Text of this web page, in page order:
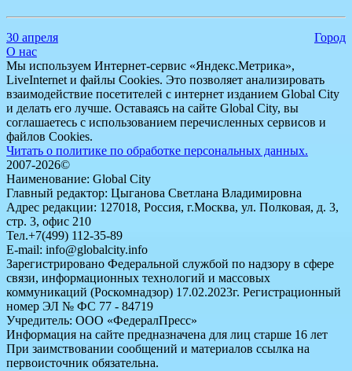
30 апреля
Город
О нас
Мы используем Интернет-сервис «Яндекс.Метрика»,
LiveInternet и файлы Cookies. Это позволяет анализировать
взаимодействие посетителей с интернет изданием Global City
и делать его лучше. Оставаясь на сайте Global City, вы
соглашаетесь с использованием перечисленных сервисов и
файлов Cookies.
Читать о политике по обработке персональных данных.
2007-2026©
Наименование: Global City
Главный редактор: Цыганова Светлана Владимировна
Адрес редакции: 127018, Россия, г.Москва, ул. Полковая, д. 3,
стр. 3, офис 210
Тел.+7(499) 112-35-89
E-mail: info@globalcity.info
Зарегистрировано Федеральной службой по надзору в сфере
связи, информационных технологий и массовых
коммуникаций (Роскомнадзор) 17.02.2023г. Регистрационный
номер ЭЛ № ФС 77 - 84719
Учредитель: ООО «ФедералПресс»
Информация на сайте предназначена для лиц старше 16 лет
При заимствовании сообщений и материалов ссылка на
первоисточник обязательна.